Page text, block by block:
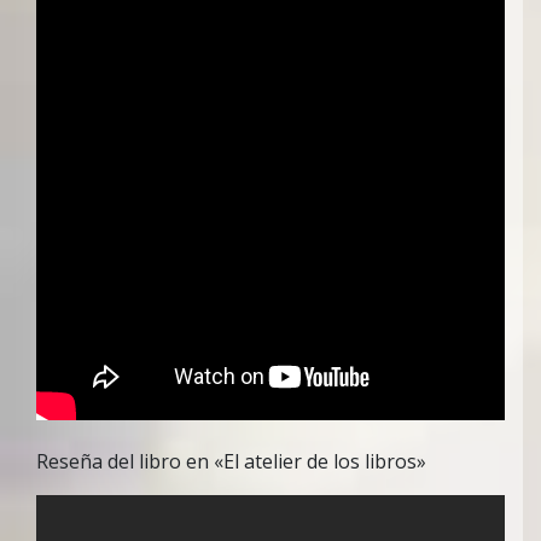
Reseña del libro en «El atelier de los libros»